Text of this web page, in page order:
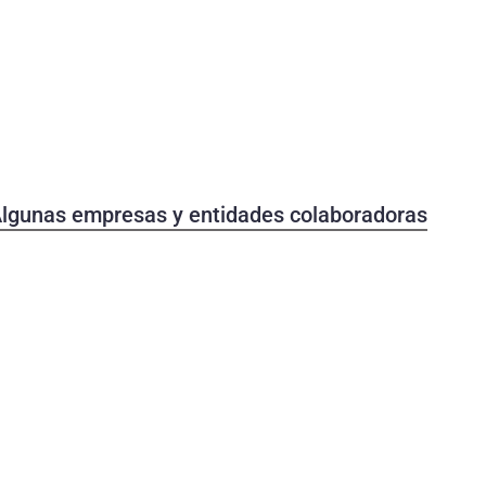
empresas y entidades colaboradoras